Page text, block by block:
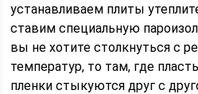
устанавливаем плиты
ставим специальную
вы не хотите столкнуться с
температур, то там, где
пленки стыкуются друг с